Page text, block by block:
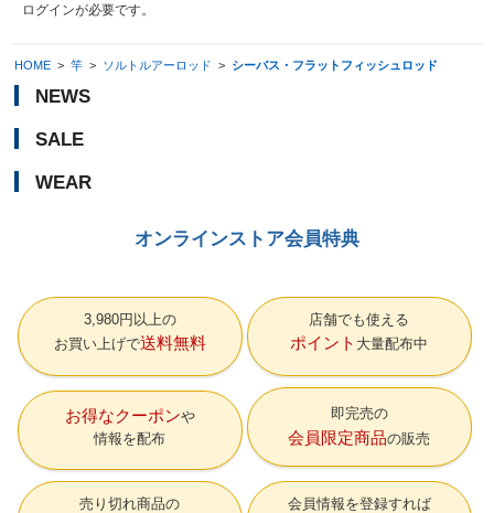
ログインが必要です。
HOME > 竿 > ソルトルアーロッド > シーバス・フラットフィッシュロッド
NEWS
SALE
WEAR
オンラインストア会員特典
3,980円以上の
お買い上げで送料無料
店舗でも使える
ポイント 大量配布中
お得なクーポン
情報を配布
即完売の
会員限定商品の販売
売り切れ商品の 会員情報を登録すれば